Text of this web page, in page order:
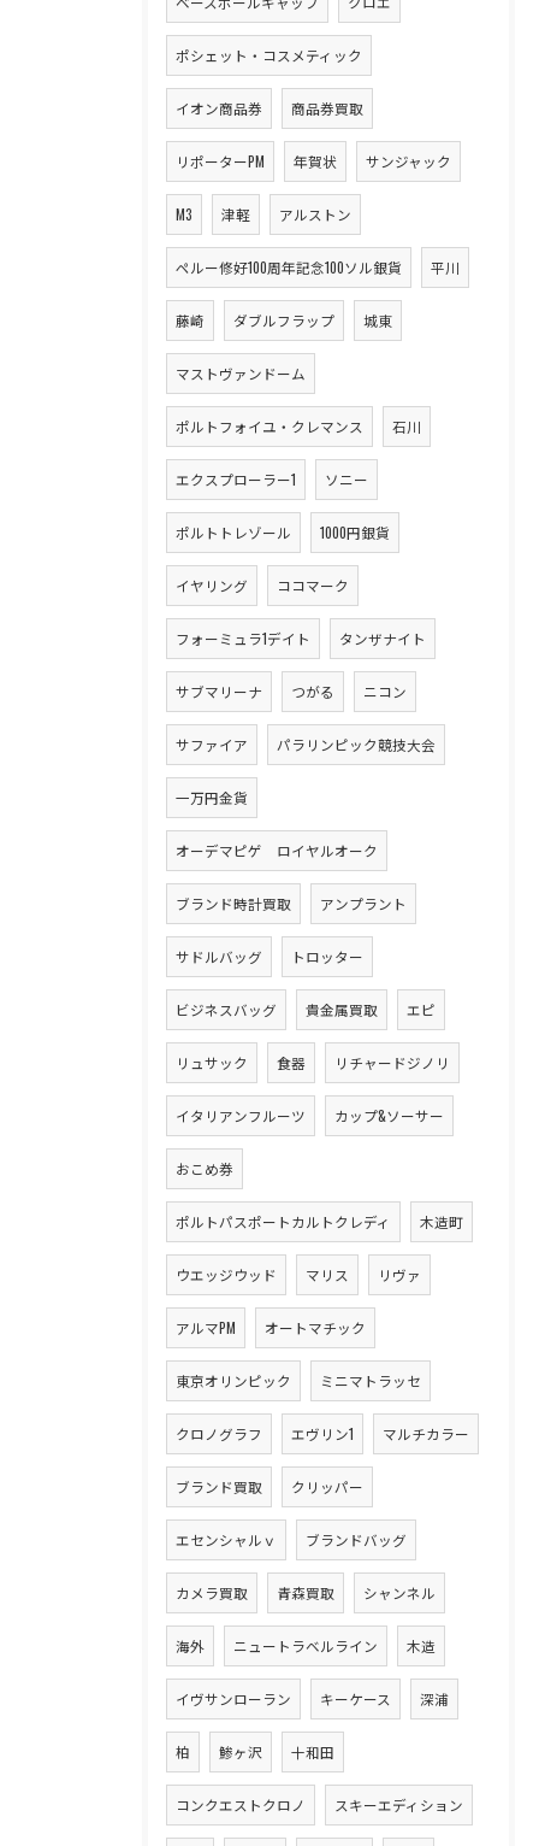
ポシェット・コスメティック
イオン商品券 商品券買取
リポーターPM 年賀状 サンジャック
M3 津軽 アルストン
ペルー修好100周年記念100ソル銀貨 平川
藤崎 ダブルフラップ 城東
マストヴァンドーム
ポルトフォイユ・クレマンス 石川
エクスプローラー1 ソニー
ポルトトレゾール 1000円銀貨
イヤリング ココマーク
フォーミュラ1デイト タンザナイト
サブマリーナ つがる ニコン
サファイア パラリンピック競技大会
一万円金貨
オーデマピゲ ロイヤルオーク
ブランド時計買取 アンプラント
サドルバッグ トロッター
ビジネスバッグ 貴金属買取 エピ
リュサック 食器 リチャードジノリ
イタリアンフルーツ カップ&ソーサー
おこめ券
ポルトパスポートカルトクレディ 木造町
ウエッジウッド マリス リヴァ
アルマPM オートマチック
東京オリンピック ミニマトラッセ
クロノグラフ エヴリン1 マルチカラー
ブランド買取 クリッパー
エセンシャルｖ ブランドバッグ
カメラ買取 青森買取 シャンネル
海外 ニュートラベルライン 木造
イヴサンローラン キーケース 深浦
柏 鯵ヶ沢 十和田
コンクエストクロノ スキーエディション